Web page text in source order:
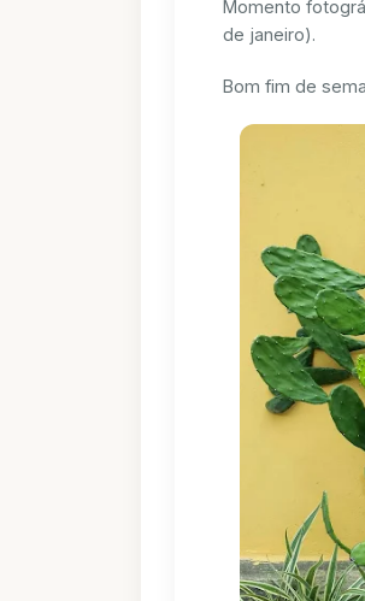
Momento
de janeiro).
Bom fim de